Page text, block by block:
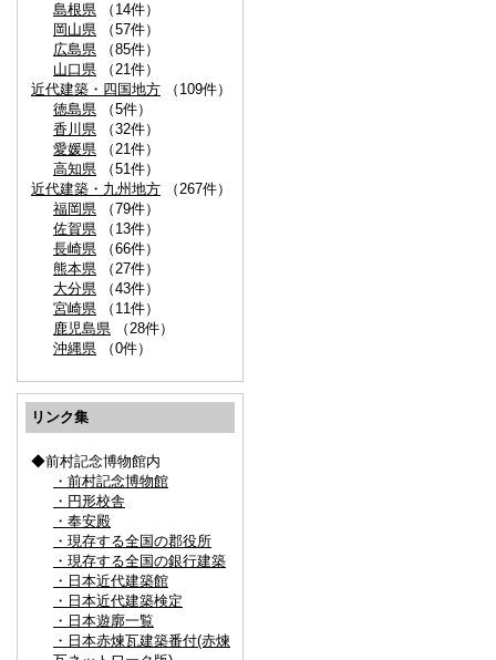
島根県 （14件）
岡山県 （57件）
広島県 （85件）
山口県 （21件）
近代建築・四国地方 （109件）
徳島県 （5件）
香川県 （32件）
愛媛県 （21件）
高知県 （51件）
近代建築・九州地方 （267件）
福岡県 （79件）
佐賀県 （13件）
長崎県 （66件）
熊本県 （27件）
大分県 （43件）
宮崎県 （11件）
鹿児島県 （28件）
沖縄県 （0件）
リンク集
◆前村記念博物館内
・前村記念博物館
・円形校舎
・奉安殿
・現存する全国の郡役所
・現存する全国の銀行建築
・日本近代建築館
・日本近代建築検定
・日本遊廓一覧
・日本赤煉瓦建築番付(赤煉